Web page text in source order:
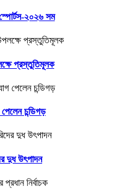
২০২৬ সম
প্রস্তুতিমূলক
চন্ডিগড়
দুধ উৎপাদন